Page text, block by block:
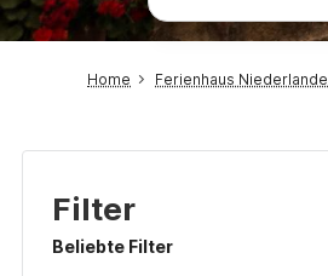
Home Ferienhaus Niederlande
Filter
Beliebte Filter